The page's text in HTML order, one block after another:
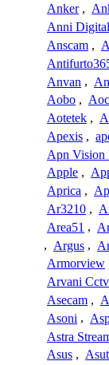
Anker ,
Anni Digital
Anscam ,
Anvan ,
Aobo ,
Aotetek ,
Apexis ,
Apn Vision
Apple ,
Aprica ,
Ar3210 ,
Area51 ,
, Argus ,
Armorview
Arvani Cctv
Asecam ,
Asoni ,
Astra
Asus ,